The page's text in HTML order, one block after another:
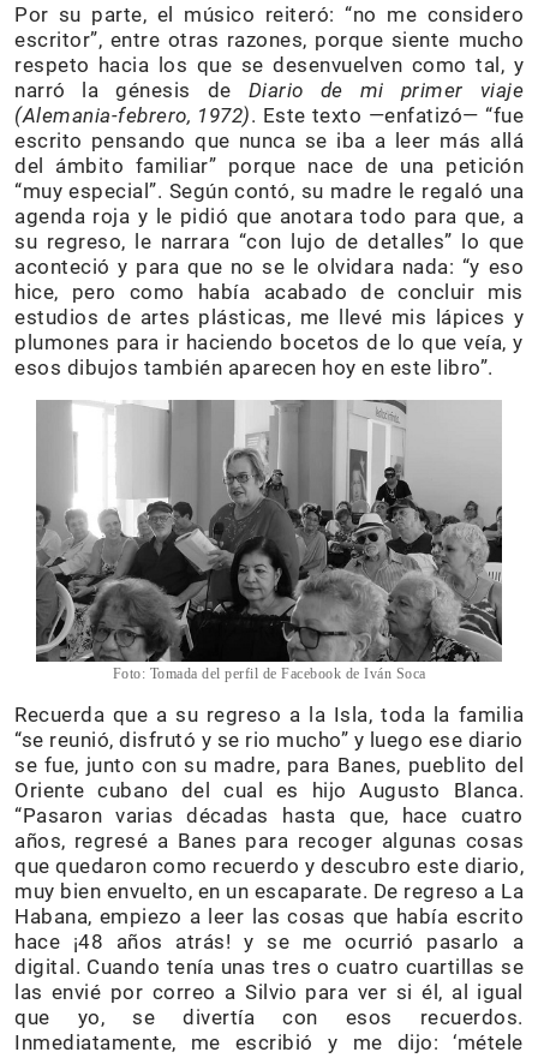
Por su parte, el músico reiteró: “no me considero
escritor”, entre otras razones, porque siente mucho
respeto hacia los que se desenvuelven como tal, y
narró la génesis de Diario de mi primer viaje
(Alemania-febrero, 1972). Este texto —enfatizó— “fue
escrito pensando que nunca se iba a leer más allá
del ámbito familiar” porque nace de una petición
“muy especial”. Según contó, su madre le regaló una
agenda roja y le pidió que anotara todo para que, a
su regreso, le narrara “con lujo de detalles” lo que
aconteció y para que no se le olvidara nada: “y eso
hice, pero como había acabado de concluir mis
estudios de artes plásticas, me llevé mis lápices y
plumones para ir haciendo bocetos de lo que veía, y
esos dibujos también aparecen hoy en este libro”.
Foto: Tomada del perfil de Facebook de Iván Soca
Recuerda que a su regreso a la Isla, toda la familia
“se reunió, disfrutó y se rio mucho” y luego ese diario
se fue, junto con su madre, para Banes, pueblito del
Oriente cubano del cual es hijo Augusto Blanca.
“Pasaron varias décadas hasta que, hace cuatro
años, regresé a Banes para recoger algunas cosas
que quedaron como recuerdo y descubro este diario,
muy bien envuelto, en un escaparate. De regreso a La
Habana, empiezo a leer las cosas que había escrito
hace ¡48 años atrás! y se me ocurrió pasarlo a
digital. Cuando tenía unas tres o cuatro cuartillas se
las envié por correo a Silvio para ver si él, al igual
que yo, se divertía con esos recuerdos.
Inmediatamente, me escribió y me dijo: ‘métele